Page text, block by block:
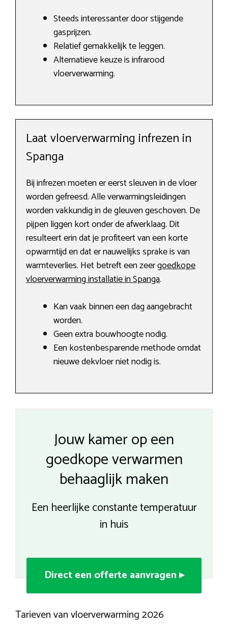
Steeds interessanter door stijgende
gasprijzen.
Relatief gemakkelijk te leggen.
Alternatieve keuze is infrarood
vloerverwarming.
Laat vloerverwarming infrezen in
Spanga
Bij infrezen moeten er eerst sleuven in de vloer
worden gefreesd. Alle verwarmingsleidingen
worden vakkundig in de gleuven geschoven. De
pijpen liggen kort onder de afwerklaag. Dit
resulteert erin dat je profiteert van een korte
opwarmtijd en dat er nauwelijks sprake is van
warmteverlies. Het betreft een zeergoedkope
vloerverwarming installatie in Spanga.
Kan vaak binnen een dag aangebracht
worden.
Geen extra bouwhoogte nodig.
Een kostenbesparende methode omdat
nieuwe dekvloer niet nodig is.
Jouw kamer op een
goedkope verwarmen
behaaglijk maken
Een heerlijke constante temperatuur
in huis
Direct een offerte aanvragen ▸
Tarieven van vloerverwarming 2026